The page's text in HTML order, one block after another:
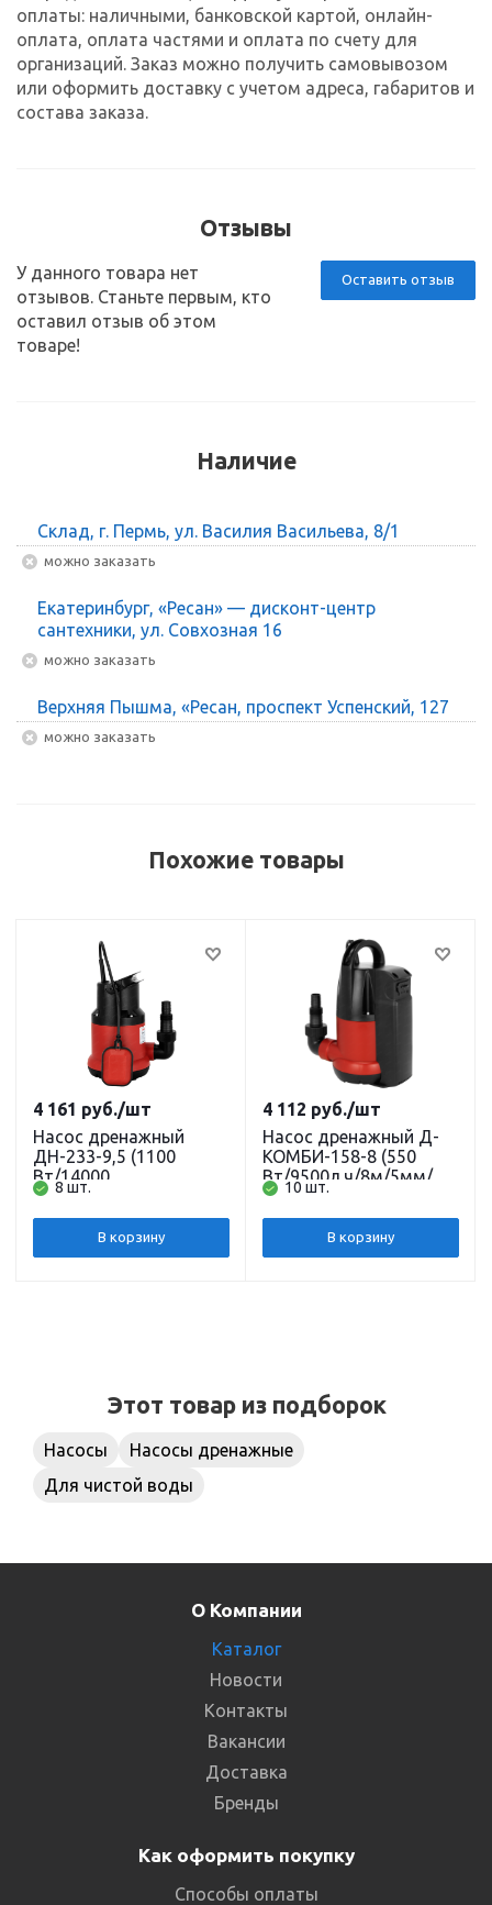
оплаты: наличными, банковской картой, онлайн-
оплата, оплата частями и оплата по счету для
организаций. Заказ можно получить самовывозом
или оформить доставку с учетом адреса, габаритов и
состава заказа.
Отзывы
Оставить отзыв
У данного товара нет
отзывов. Станьте первым, кто
оставил отзыв об этом
товаре!
Наличие
Склад, г. Пермь, ул. Василия Васильева, 8/1
Можно заказать
Екатеринбург, «Ресан» — дисконт-центр
сантехники, ул. Совхозная 16
Можно заказать
Верхняя Пышма, «Ресан, проспект Успенский, 127
Можно заказать
Похожие товары
Насос дренажный
ДН-233-9,5 (1100
Вт/14000
л.ч/9,5м/5мм/кабель 8
м.) (GP-1100) JEMIX
8 шт.
4 161 руб./шт
В корзину
Насос дренажный Д-
КОМБИ-158-8 (550
Вт/9500л.ч/8м/5мм/
кабель 8 м/встроенный
поплавок) (FSCP-550)
10 шт.
4 112 руб./шт
В корзину
Этот товар из подборок
Насосы
Насосы дренажные
Для чистой воды
О Компании
Каталог
Новости
Контакты
Вакансии
Доставка
Бренды
Как оформить покупку
Способы оплаты